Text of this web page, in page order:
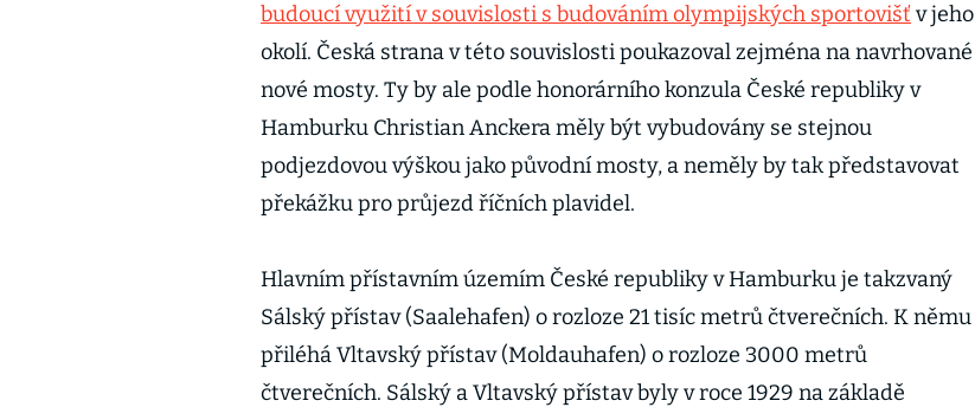
budoucí využití v souvislosti s budováním olympijských sportovišťv jeho
okolí. Česká strana v této souvislosti poukazoval zejména na navrhované
nové mosty. Ty by ale podle honorárního konzula České republiky v
Hamburku Christian Anckera měly být vybudovány se stejnou
podjezdovou výškou jako původní mosty, a neměly by tak představovat
překážku pro průjezd říčních plavidel.
Hlavním přístavním územím České republiky v Hamburku je takzvaný
Sálský přístav (Saalehafen) o rozloze 21 tisíc metrů čtverečních. K němu
přiléhá Vltavský přístav (Moldauhafen) o rozloze 3000 metrů
čtverečních. Sálský a Vltavský přístav byly v roce 1929 na základě